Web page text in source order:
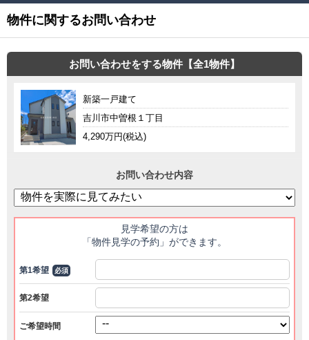
物件に関するお問い合わせ
お問い合わせをする物件【全1物件】
新築一戸建て
吉川市中曽根１丁目
4,290万円(税込)
お問い合わせ内容
見学希望の方は
「物件見学の予約」ができます。
第1希望 必須
第2希望
ご希望時間